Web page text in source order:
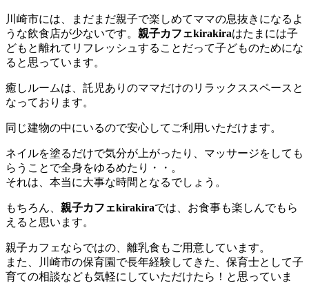
川崎市には、まだまだ親子で楽しめてママの息抜きになるよ
うな飲食店が少ないです。 親子カフェkirakiraはたまには子
どもと離れてリフレッシュすることだって子どものためにな
ると思っています。
癒しルームは、託児ありのママだけのリラックススペースと
なっております。
同じ建物の中にいるので安心してご利用いただけます。
ネイルを塗るだけで気分が上がったり、マッサージをしても
らうことで全身をゆるめたり・・。
それは、本当に大事な時間となるでしょう。
もちろん、 親子カフェkirakiraでは、お食事も楽しんでもら
えると思います。
親子カフェならではの、離乳食もご用意しています。
また、川崎市の保育園で長年経験してきた、保育士として子
育ての相談なども気軽にしていただけたら！と思っていま